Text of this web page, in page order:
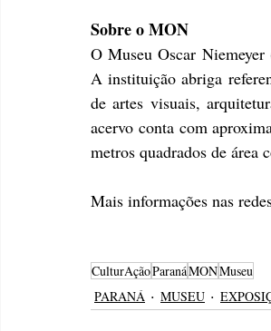
Sobre o MON
O Museu Oscar
A instituição abriga
de artes visuais,
acervo conta com
metros quadrados de
Mais informações nas
CulturAçãoParanáMONMuseu
PARANÁ
MUSEU